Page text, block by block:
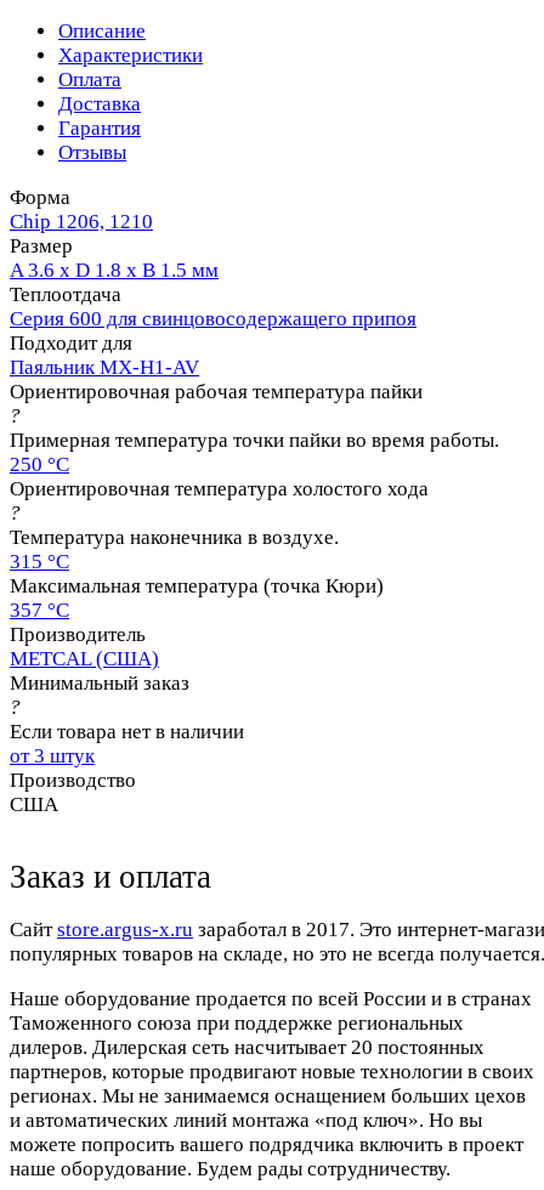
Описание
Характеристики
Оплата
Доставка
Гарантия
Отзывы
Форма
Chip 1206, 1210
Размер
A 3.6 x D 1.8 x B 1.5 мм
Теплоотдача
Серия 600 для свинцовосодержащего припоя
Подходит для
Паяльник MX-H1-AV
Ориентировочная рабочая температура пайки
?
Примерная температура точки пайки во время работы.
250 °C
Ориентировочная температура холостого хода
?
Температура наконечника в воздухе.
315 °C
Максимальная температура (точка Кюри)
357 °C
Производитель
METCAL (США)
Минимальный заказ
?
Если товара нет в наличии
от 3 штук
Производство
США
Заказ и оплата
Cайтstore.argus-x.ru заработал в 2017. Это интернет-
популярных товаров на складе, но это не всегда
Наше оборудование продается по всей России и в странах
Таможенного союза при поддержке региональных
дилеров. Дилерская сеть насчитывает 20 постоянных
партнеров, которые продвигают новые технологии в своих
регионах. Мы не занимаемся оснащением больших цехов
и автоматических линий монтажа «под ключ». Но вы
можете попросить вашего подрядчика включить в проект
наше оборудование. Будем рады сотрудничеству.